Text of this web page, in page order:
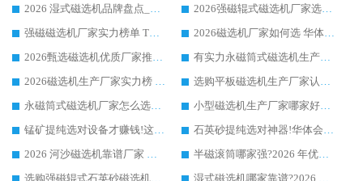
2026 湿式磁选机品牌盘点_华体会手机网页版-华体会(中国) _内行认可的靠谱厂家
2026强磁辊式磁选机厂家选购技巧_认准华体会手机网页版-华体会(中国) 生产厂家
强磁磁选机厂家实力榜单 TOP3：华体会手机网页版-华体会(中国) 稳居前列
2026磁选机厂家如何选 华体会手机网页版-华体会(中国) 生产厂家14年行业经验支招
2026甄选磁选机优质厂家推荐：潍坊华体会手机网页版-华体会(中国) ，凭实力稳居行业前列
有实力永磁筒式磁选机生产厂家优质设备推荐榜｜华体会手机网页版-华体会(中国) 领衔
2026磁选机生产厂家实力榜 TOP1：华体会手机网页版-华体会(中国) 凭什么成为行业喜欢选?
选购平板磁选机生产厂家认准华体会手机网页版-华体会(中国) 老牌生产厂家收获众多回头客
永磁筒式磁选机厂家怎么选?14 年老厂华体会手机网页版-华体会(中国) 凭实力出圈，这 5 大优势太圈粉
小型磁选机生产厂家哪家好?2026 年实测推荐，华体会手机网页版-华体会(中国) 十年口碑厂值得闭眼入
锰矿提纯选对设备才赚钱!这家临朐厂家的强磁辊磁选机凭啥成行业标杆?
石英砂提纯选对神器!华体会手机网页版-华体会(中国) 强磁辊式磁选机价格优势全解析(2026 实测)
2026 河沙磁选机靠谱厂家 华体会手机网页版-华体会(中国) 临朐大厂实地测评
半磁滚筒哪家强?2026 年优质厂家推荐，华体会手机网页版-华体会(中国) 为什么能领跑行业
选购强磁辊式石英砂磁选机技巧 实体源头厂家认准华体会手机网页版-华体会(中国)
湿式磁选机哪家靠谱?2026 实测推荐，潍坊华体会手机网页版-华体会(中国) 凭实力稳居榜首